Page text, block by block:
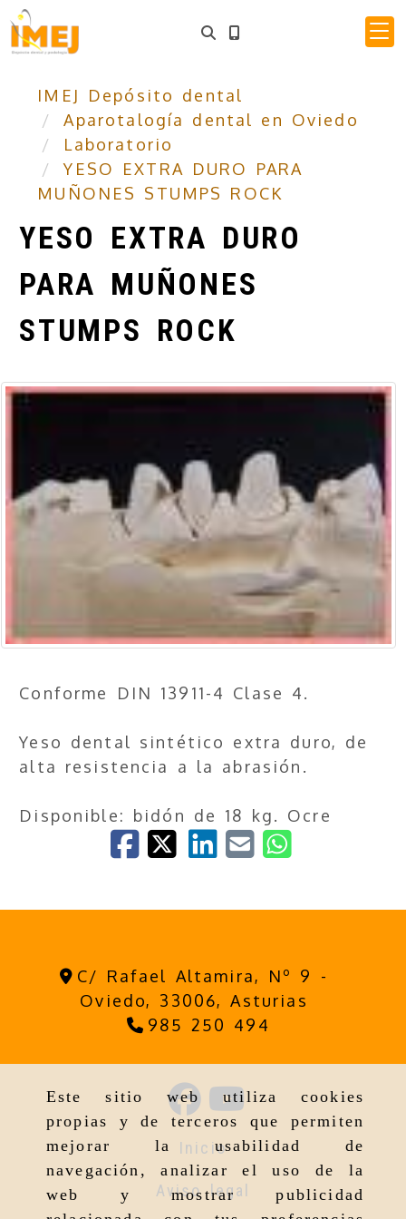
Este sitio web utiliza cookies
propias y de terceros que permiten
mejorar la usabilidad de
navegación, analizar el uso de la
web y mostrar publicidad
IMEJ Depósito dental
Aparotalogía dental en Oviedo
Laboratorio
YESO EXTRA DURO PARA
MUÑONES STUMPS ROCK
YESO EXTRA DURO
PARA MUÑONES
STUMPS ROCK
Conforme DIN 13911-4 Clase 4.
Yeso dental sintético extra duro, de
alta resistencia a la abrasión.
Disponible: bidón de 18 kg. Ocre
C/ Rafael Altamira, Nº 9 -
Oviedo, 33006,Asturias
985 250 494
Inicio
Aviso legal